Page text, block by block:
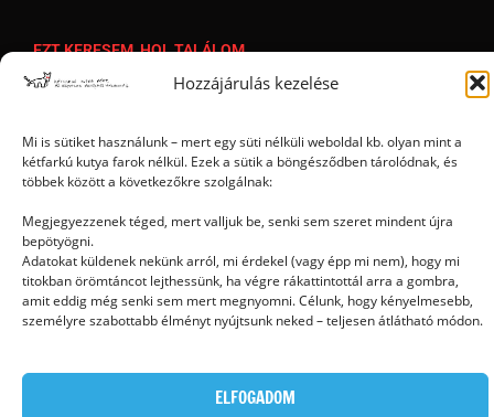
Hozzájárulás kezelése
Mi is sütiket használunk – mert egy süti nélküli weboldal kb. olyan mint a
kétfarkú kutya farok nélkül. Ezek a sütik a böngésződben tárolódnak, és
többek között a következőkre szolgálnak:
Megjegyezzenek téged, mert valljuk be, senki sem szeret mindent újra
bepötyögni.
Adatokat küldenek nekünk arról, mi érdekel (vagy épp mi nem), hogy mi
titokban örömtáncot lejthessünk, ha végre rákattintottál arra a gombra,
amit eddig még senki sem mert megnyomni. Célunk, hogy kényelmesebb,
személyre szabottabb élményt nyújtsunk neked – teljesen átlátható módon.
ELFOGADOM
EZT KERESEM, HOL TALÁLOM
Ⓒ 2006 - 2026 - Magyar Kétfarkú Kutya Párt - Minden jog fenntartva